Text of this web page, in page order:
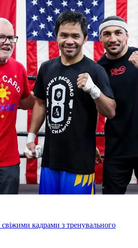
кадрами з тренувального